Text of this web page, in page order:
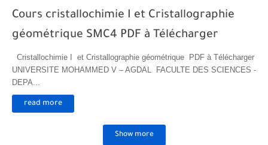
Cours cristallochimie I et Cristallographie
géométrique SMC4 PDF à Télécharger
Cristallochimie I et Cristallographie géométrique PDF à Télécharger
UNIVERSITE MOHAMMED V – AGDAL FACULTE DES SCIENCES -
DEPA...
read more
Show more